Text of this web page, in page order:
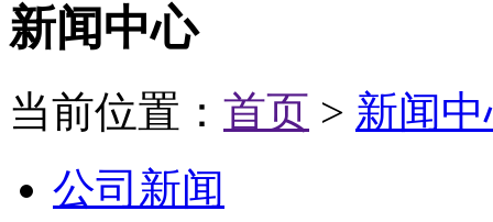
新闻中心
当前位置： 首页 > 新闻
公司新闻